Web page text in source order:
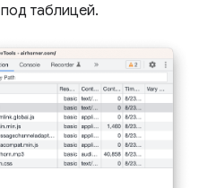
таблицей.